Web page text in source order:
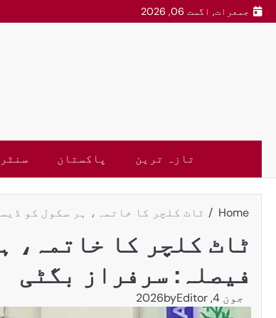
جمعرات, اگست 06, 2026
تازہ ترین پاکستان
Home ٹاٹ کلچر کا خاتمہ، ہر سکول کو
ٹاٹ کلچر کا خاتمہ،
فیصلہ: سرفراز بگٹی
جون 4, 2026 byEditor